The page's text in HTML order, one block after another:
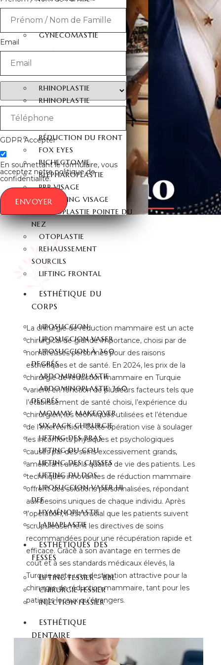
CHIRURGIE
RÉDUCTION MAMELON
GYNECOMASTIE
RHINOPLASTIE
RHINOPLASTIE
SECONDAIRE
RÉDUCTION DU FRONT
FOX EYES
BICHECTOMIE
BLEPHAROPLASTIE
PRP VISAGE
LIPOFILLING VISAGE
RHINOPLASTIE POINTE DU
NEZ
OTOPLASTIE
REHAUSSEMENT
SOURCILS
LIFTING FRONTAL
ESTHÉTIQUE DU
CORPS
LIPOSUCCION
LIPOSUCCION VASER
LIPOSUCCION À 360
DEGRÉS
ABDOMINOPLASTIE
ABDOMINOPLASTIE 360
DEGRÉS
MOMMY MAKEOVER
SIX PACK CHIRURGIE
LIFTING DES BRAS
LIFTING DU COU
LIFTING DES CUISSES
LIFTING DU DOS
LIPOSUCCION VASER HI
DEF
HYMÉNOPLASTIE
LABIAPLASTIE
ESTHÉTIQUES DES
FESSES
LIFTING FESSIER – BBL
CHIRURGIE FESSIER
INJECTION FESSIER
ESTHÉTIQUE
DENTAIRE
HOLLYWOOD SMILE
Email
GDPR Accepter
En soumettant le formulaire, vous
acceptez notre politique de
confidentialité.
ENVOYER
La chirurgie de réduction mammaire est un acte
chirurgical de grande importance, choisi par de
nombreuses personnes pour des raisons
esthétiques et de santé. En 2024, les prix de la
chirurgie de réduction mammaire en Turquie
varient en fonction de plusieurs facteurs tels que
l’établissement de santé choisi, l’expérience du
chirurgien, les techniques utilisées et l’étendue
de l’intervention. Cette opération vise à soulager
les inconforts physiques et psychologiques
causés par des seins excessivement grands,
améliorant ainsi la qualité de vie des patients. Les
techniques innovantes de réduction mammaire
offrent des solutions personnalisées, répondant
aux besoins uniques de chaque individu. Après
l’opération, il est crucial que les patients suivent
scrupuleusement les directives de soins
recommandées pour une récupération rapide et
efficace. Grâce à son avantage en termes de
coût et à ses standards médicaux élevés, la
Turquie reste une destination attractive pour la
chirurgie de réduction mammaire, tant pour les
patients locaux qu’étrangers.